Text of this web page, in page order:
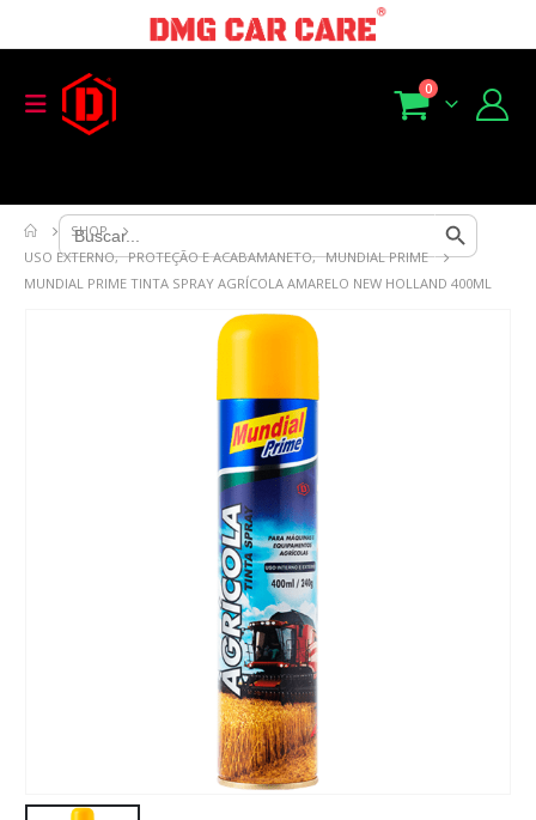
Search
for:
Search Button
0
SHOP
USO EXTERNO, PROTEÇÃO E ACABAMANETO, MUNDIAL PRIME
MUNDIAL PRIME TINTA SPRAY AGRÍCOLA AMARELO NEW HOLLAND 400ML